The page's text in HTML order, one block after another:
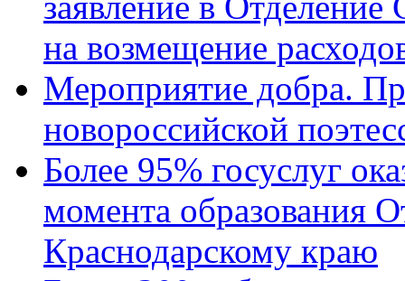
на возмещение
Мероприятие добра.
новороссийской
Более 95% госуслуг
момента образования
Краснодарскому краю